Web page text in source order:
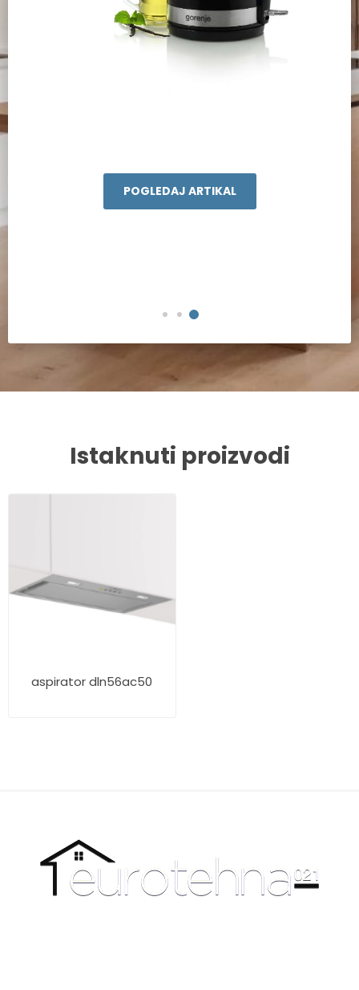
POGLEDAJ ARTIKAL
Istaknuti proizvodi
aspirator dln56ac50